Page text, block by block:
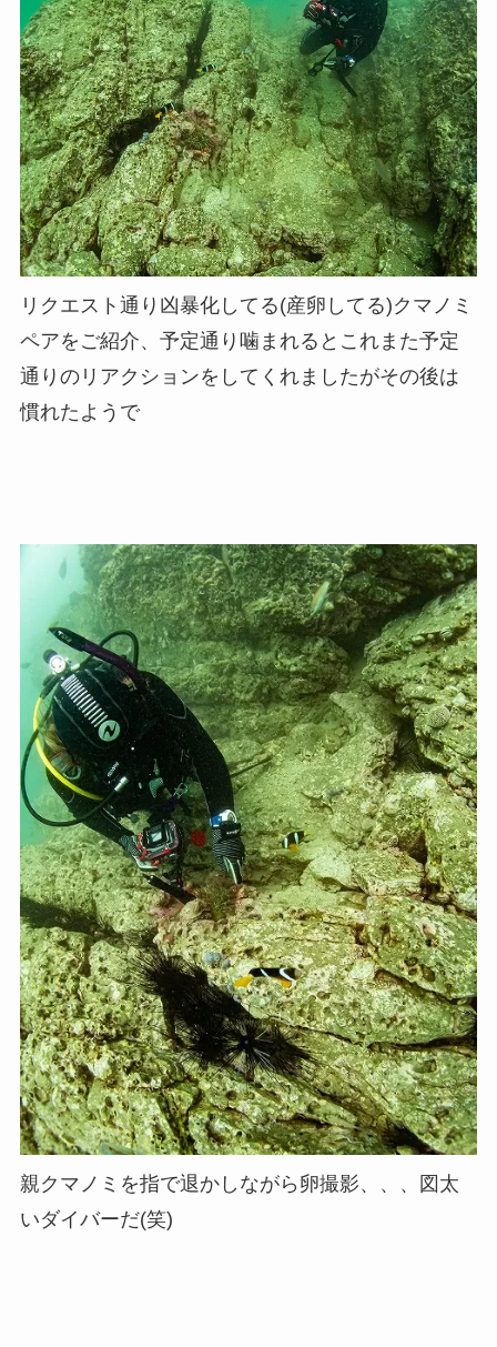
リクエスト通り凶暴化してる(産卵してる)クマノミ
ペアをご紹介、予定通り噛まれるとこれまた予定
通りのリアクションをしてくれましたがその後は
慣れたようで
親クマノミを指で退かしながら卵撮影、、、図太
いダイバーだ(笑)